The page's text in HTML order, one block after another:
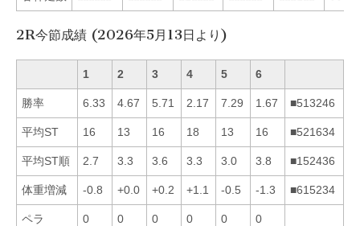
2R今節成績 (2026年5月13日より)
1 2 3 4 5 6
勝率 6.33 4.67 5.71 2.17 7.29 1.67 ■513246
平均ST 16 13 16 18 13 16 ■521634
平均ST順 2.7 3.3 3.6 3.3 3.0 3.8 ■152436
体重増減 -0.8 +0.0 +0.2 +1.1 -0.5 -1.3 ■615234
ペラ 0 0 0 0 0 0